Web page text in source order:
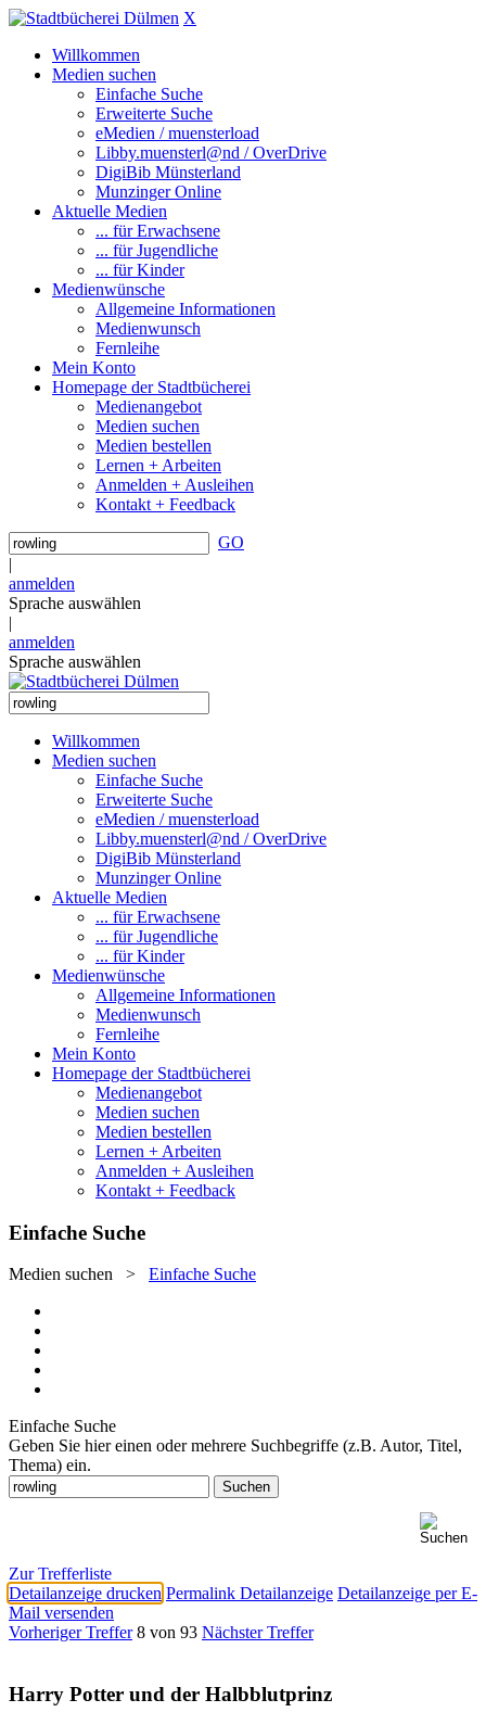
X
Willkommen
Medien suchen
Einfache Suche
Erweiterte Suche
eMedien / muensterload
Libby.muensterl@nd / OverDrive
DigiBib Münsterland
Munzinger Online
Aktuelle Medien
... für Erwachsene
... für Jugendliche
... für Kinder
Medienwünsche
Allgemeine Informationen
Medienwunsch
Fernleihe
Mein Konto
Homepage der Stadtbücherei
Medienangebot
Medien suchen
Medien bestellen
Lernen + Arbeiten
Anmelden + Ausleihen
Kontakt + Feedback
GO
|
anmelden
Sprache auswählen
|
anmelden
Sprache auswählen
Willkommen
Medien suchen
Einfache Suche
Erweiterte Suche
eMedien / muensterload
Libby.muensterl@nd / OverDrive
DigiBib Münsterland
Munzinger Online
Aktuelle Medien
... für Erwachsene
... für Jugendliche
... für Kinder
Medienwünsche
Allgemeine Informationen
Medienwunsch
Fernleihe
Mein Konto
Homepage der Stadtbücherei
Medienangebot
Medien suchen
Medien bestellen
Lernen + Arbeiten
Anmelden + Ausleihen
Kontakt + Feedback
Einfache Suche
Medien suchen > Einfache Suche
Einfache Suche
Geben Sie hier einen oder mehrere Suchbegriffe (z.B. Autor, Titel,
Thema) ein.
Zur Trefferliste
Detailanzeige drucken Permalink Detailanzeige Detailanzeige per E-
Mail versenden
Vorheriger Treffer 8 von 93 Nächster Treffer
Harry Potter und der Halbblutprinz